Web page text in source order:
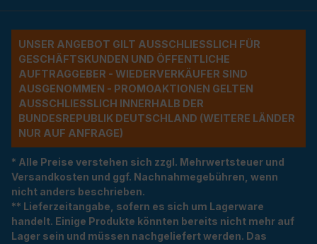
UNSER ANGEBOT GILT AUSSCHLIESSLICH FÜR G
ESCHÄFTSKUNDEN UND ÖFFENTLICHE A
UFTRAGGEBER - WIEDERVERKÄUFER SIND A
USGENOMMEN - PROMOAKTIONEN GELTEN A
USSCHLIESSLICH INNERHALB DER BU
NDESREPUBLIK DEUTSCHLAND (WEITERE LÄNDER NU
R AUF ANFRAGE)
* Alle Preise verstehen sich zzgl. Mehrwertsteuer und
Versandkosten und ggf. Nachnahmegebühren, wenn
nicht anders beschrieben.
** Lieferzeitangabe, sofern es sich um Lagerware
handelt. Einige Produkte könnten bereits nicht mehr auf
Lager sein und müssen nachgeliefert werden. Das